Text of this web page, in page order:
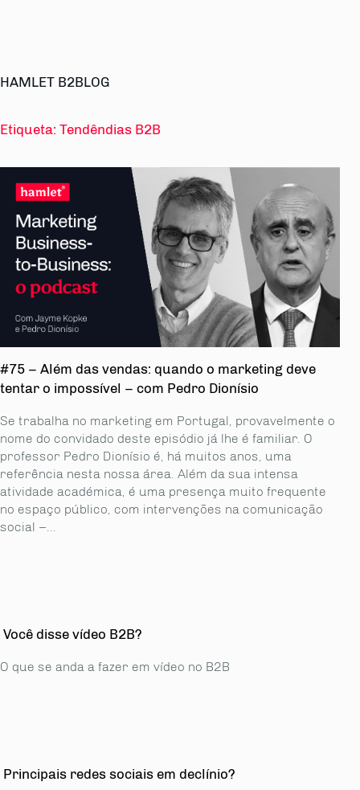
HAMLET B2BLOG
Etiqueta: Tendêndias B2B
#75 – Além das vendas: quando o marketing deve
tentar o impossível – com Pedro Dionísio
Se trabalha no marketing em Portugal, provavelmente o
nome do convidado deste episódio já lhe é familiar. O
professor Pedro Dionísio é, há muitos anos, uma
referência nesta nossa área. Além da sua intensa
atividade académica, é uma presença muito frequente
no espaço público, com intervenções na comunicação
social –...
Você disse vídeo B2B?
O que se anda a fazer em vídeo no B2B
Principais redes sociais em declínio?